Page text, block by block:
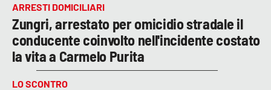
ARRESTI DOMICILIARI
Zungri, arrestato per omicidio stradale il
conducente coinvolto nell'incidente costato
la vita a Carmelo Purita
LO SCONTRO